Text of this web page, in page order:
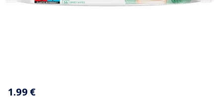
1.99 €